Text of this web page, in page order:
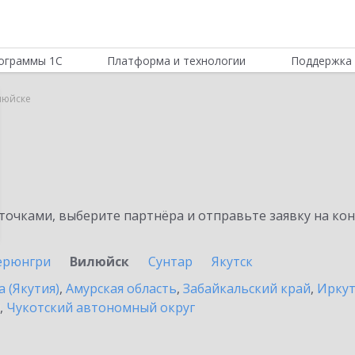
1С Платформа и технологии Поддержка
выберите партнёра и отправьте заявку на
Вилюйск Сунтар
Якутск
(Якутия), Амурская область, Забайкальский край,
, Чукотский автономный округ